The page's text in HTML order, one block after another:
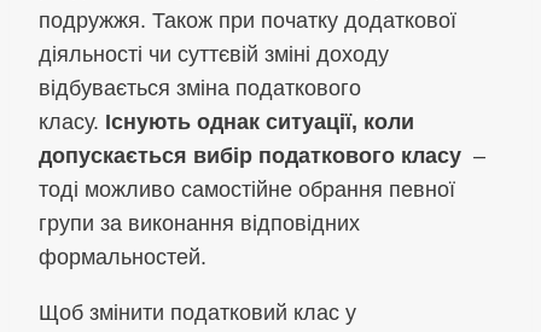
подружжя. Також при початку додаткової
діяльності чи суттєвій зміні доходу
відбувається зміна податкового
класу. Існують однак ситуації, коли
допускається вибір податкового класу –
тоді можливо самостійне обрання певної
групи за виконання відповідних
формальностей.
Щоб змінити податковий клас у